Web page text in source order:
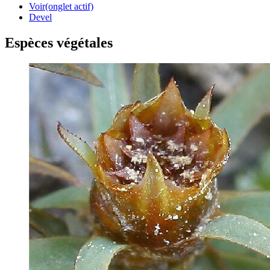
Voir(onglet actif)
Devel
Espèces végétales